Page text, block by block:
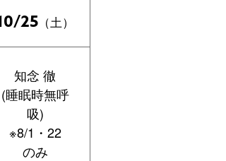
25 （土）
知念 徹
(睡眠時無呼
吸)
※8/1・22
のみ